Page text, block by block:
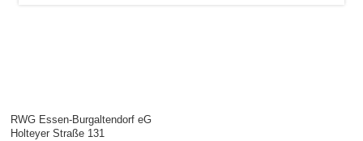
RWG Essen-Burgaltendorf eG
Holteyer Straße 131